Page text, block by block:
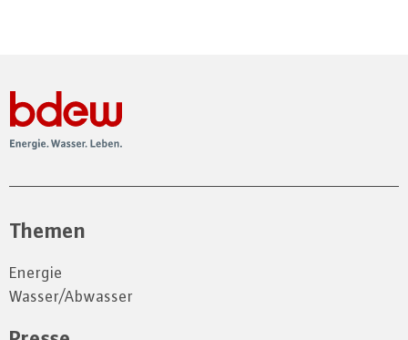
Themen
Energie
Wasser/Abwasser